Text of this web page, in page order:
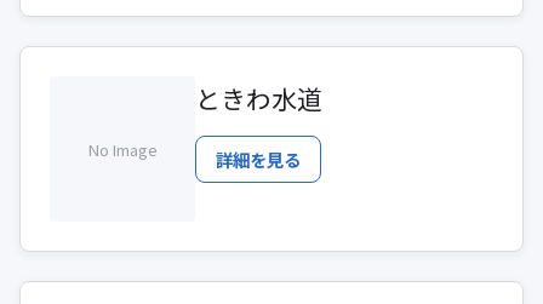
No Image
ときわ水道
詳細を見る